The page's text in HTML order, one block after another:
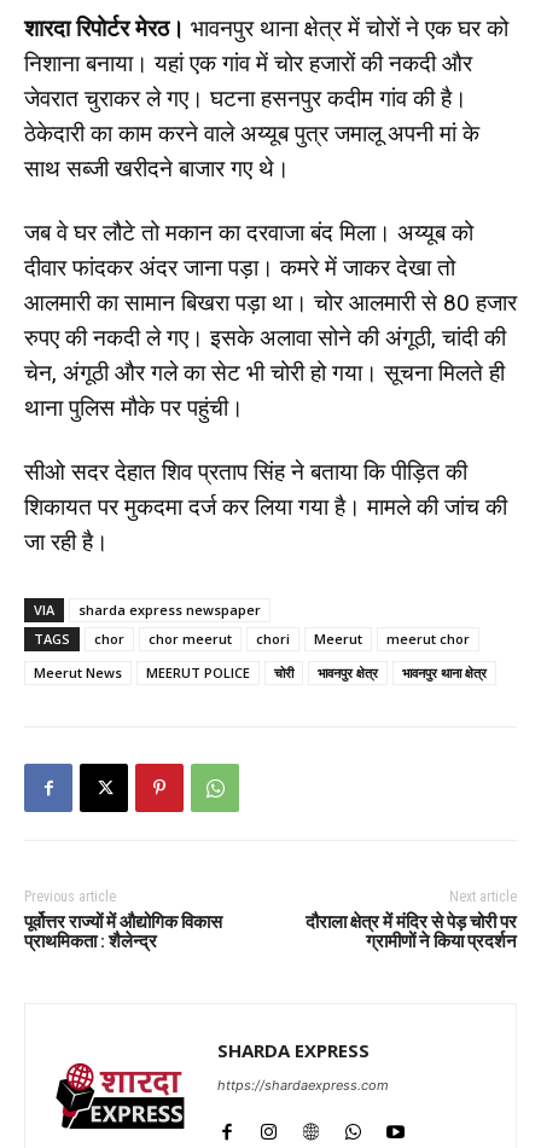
शारदा रिपोर्टर मेरठ। भावनपुर थाना क्षेत्र में चोरों ने एक घर को
निशाना बनाया। यहां एक गांव में चोर हजारों की नकदी और
जेवरात चुराकर ले गए। घटना हसनपुर कदीम गांव की है।
ठेकेदारी का काम करने वाले अय्यूब पुत्र जमालू अपनी मां के
साथ सब्जी खरीदने बाजार गए थे।
जब वे घर लौटे तो मकान का दरवाजा बंद मिला। अय्यूब को
दीवार फांदकर अंदर जाना पड़ा। कमरे में जाकर देखा तो
आलमारी का सामान बिखरा पड़ा था। चोर आलमारी से 80 हजार
रुपए की नकदी ले गए। इसके अलावा सोने की अंगूठी, चांदी की
चेन, अंगूठी और गले का सेट भी चोरी हो गया। सूचना मिलते ही
थाना पुलिस मौके पर पहुंची।
सीओ सदर देहात शिव प्रताप सिंह ने बताया कि पीड़ित की
शिकायत पर मुकदमा दर्ज कर लिया गया है। मामले की जांच की
जा रही है।
VIA
sharda express newspaper
TAGS
chor chor meerut chori Meerut
meerut chor
Meerut News
MEERUT POLICE चोरी भावनपुर क्षेत्र भावनपुर थाना क्षेत्र
Previous article
पूर्वोत्तर राज्यों में औद्योगिक विकास
प्राथमिकता : शैलेन्द्र
Next article
दौराला क्षेत्र में मंदिर से पेड़ चोरी पर
ग्रामीणों ने किया प्रदर्शन
SHARDA EXPRESS
https://shardaexpress.com